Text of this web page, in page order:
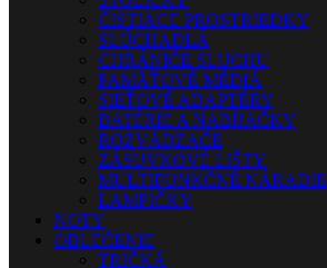
ČISTIACE PROSTRIEDKY
SLÚCHADLÁ
CHRÁNIČE SLUCHU
PAMÄŤOVÉ MÉDIÁ
SIEŤOVÉ ADAPTÉRY
BATÉRIE A NABÍJAČKY
ROZVÁDZAČE
ZÁSUVKOVÉ LIŠTY
MULTIFUNKČNÉ NÁRADIE
LAMPIČKY
NOTY
OBLEČENIE
TRIČKÁ